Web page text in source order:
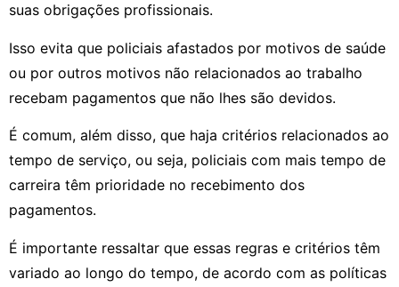
suas obrigações profissionais.
Isso evita que policiais afastados por motivos de saúde
ou por outros motivos não relacionados ao trabalho
recebam pagamentos que não lhes são devidos.
É comum, além disso, que haja critérios relacionados ao
tempo de serviço, ou seja, policiais com mais tempo de
carreira têm prioridade no recebimento dos
pagamentos.
É importante ressaltar que essas regras e critérios têm
variado ao longo do tempo, de acordo com as políticas